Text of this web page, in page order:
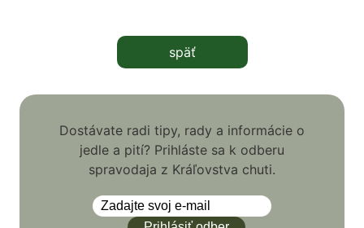
späť
Dostávate radi tipy, rady a informácie o
jedle a pití? Prihláste sa k odberu
spravodaja z Kráľovstva chuti.